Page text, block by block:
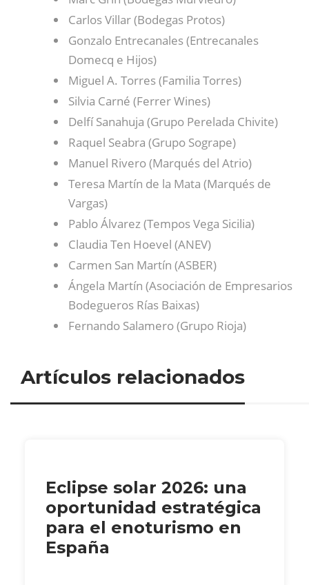
Carlos Villar (Bodegas Protos)
Gonzalo Entrecanales (Entrecanales
Domecq e Hijos)
Miguel A. Torres (Familia Torres)
Silvia Carné (Ferrer Wines)
Delfí Sanahuja (Grupo Perelada Chivite)
Raquel Seabra (Grupo Sogrape)
Manuel Rivero (Marqués del Atrio)
Teresa Martín de la Mata (Marqués de
Vargas)
Pablo Álvarez (Tempos Vega Sicilia)
Claudia Ten Hoevel (ANEV)
Carmen San Martín (ASBER)
Ángela Martín (Asociación de Empresarios
Bodegueros Rías Baixas)
Fernando Salamero (Grupo Rioja)
Artículos relacionados
Eclipse solar 2026: una
oportunidad estratégica
para el enoturismo en
España